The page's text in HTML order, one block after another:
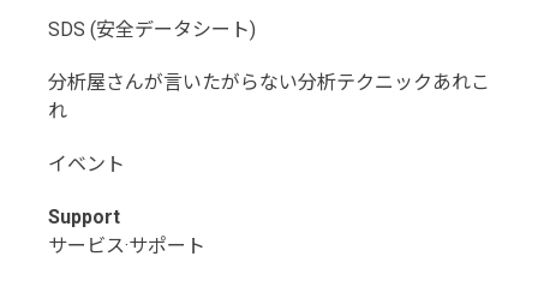
SDS (安全データシート)
分析屋さんが言いたがらない分析テクニックあれこ
れ
イベント
Support
サービス·サポート